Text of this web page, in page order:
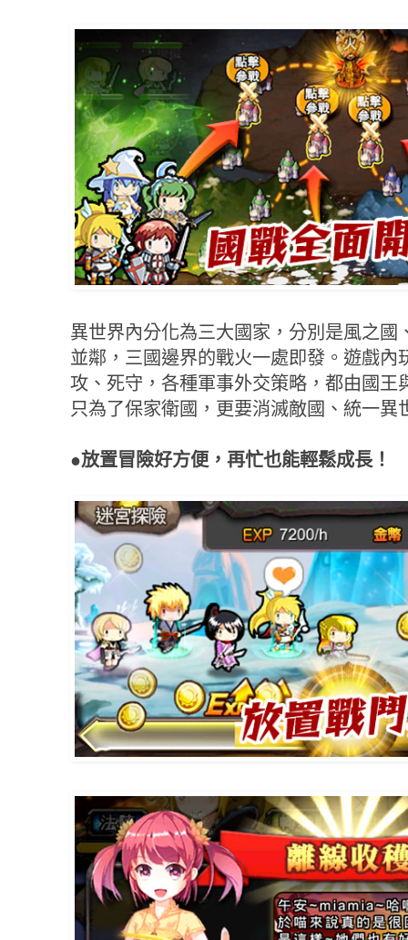
異世界內分化為三大國家，分別是風之國
並鄰，三國邊界的戰火一處即發。遊戲內
攻、死守，各種軍事外交策略，都由國王
只為了保家衛國，更要消滅敵國、統一異
●放置冒險好方便，再忙也能輕鬆成長！